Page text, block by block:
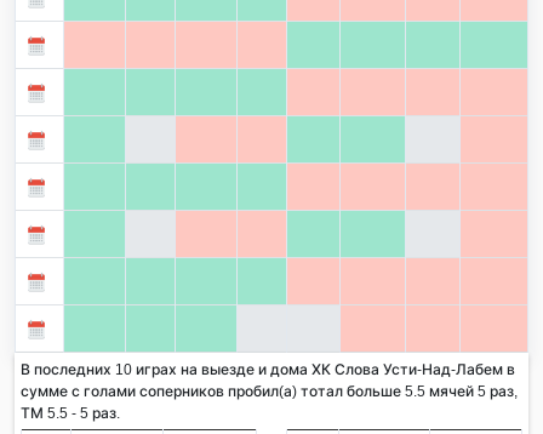
В последних 10 играх на выезде и дома ХК Слова Усти-Над-Лабем в
сумме с голами соперников пробил(а) тотал больше 5.5 мячей 5 раз,
ТМ 5.5 - 5 раз.